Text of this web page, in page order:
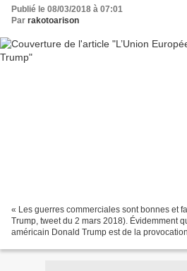
Publié le 08/03/2018 à 07:01
Par rakotoarison
« Les guerres commerciales sont bonnes et
Trump, tweet du 2 mars 2018). Évidemment
américain Donald Trump est de la